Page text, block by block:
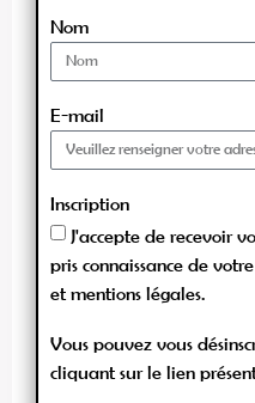
Nom
E-mail
Inscription
J'accepte de recevoir
pris connaissance de
et mentions légales.
Vous pouvez vous
cliquant sur le lien